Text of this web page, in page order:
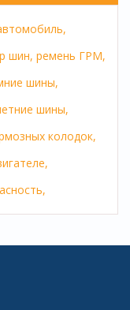
шин, ремень ГРМ,
шины,
шины,
колодок,